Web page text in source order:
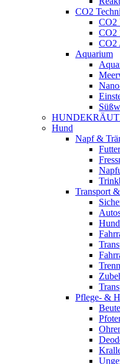
CO2
CO2
CO2
CO2
Aquarium
Hund
Napf &
Transport
Pflege- &